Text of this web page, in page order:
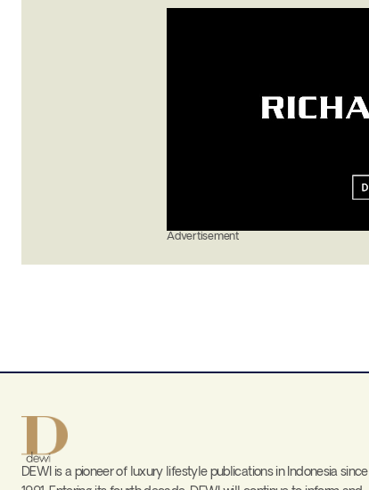
Advertisement
DEWI is a pioneer of luxury lifestyle publications in Indonesia since